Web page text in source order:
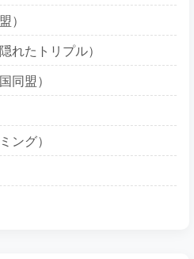
）
れたトリプル）
同盟）
ング）